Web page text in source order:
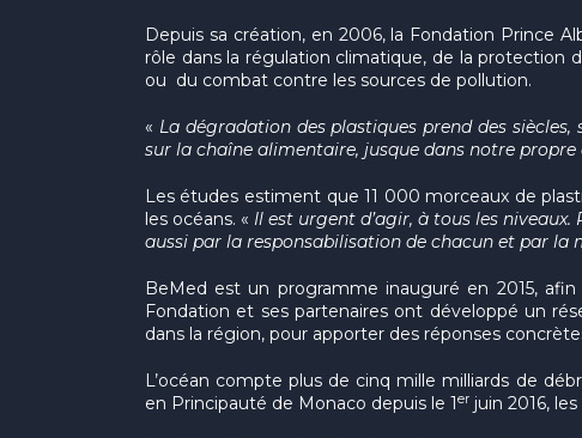
Depuis sa création, en 2006, la Fondation Prince
rôle dans la régulation climatique, de la protection
ou du combat contre les sources de pollution.
« La dégradation des plastiques prend des
sur la chaîne alimentaire, jusque dans notre
Les études estiment que 11 000 morceaux de
les océans. « Il est urgent d’agir, à tous les
aussi par la responsabilisation de chacun et par la
BeMed est un programme inauguré en 2015,
Fondation et ses partenaires ont développé un
dans la région, pour apporter des réponses
L’océan compte plus de cinq mille milliards de
en Principauté de Monaco depuis le 1erjuin 2016,